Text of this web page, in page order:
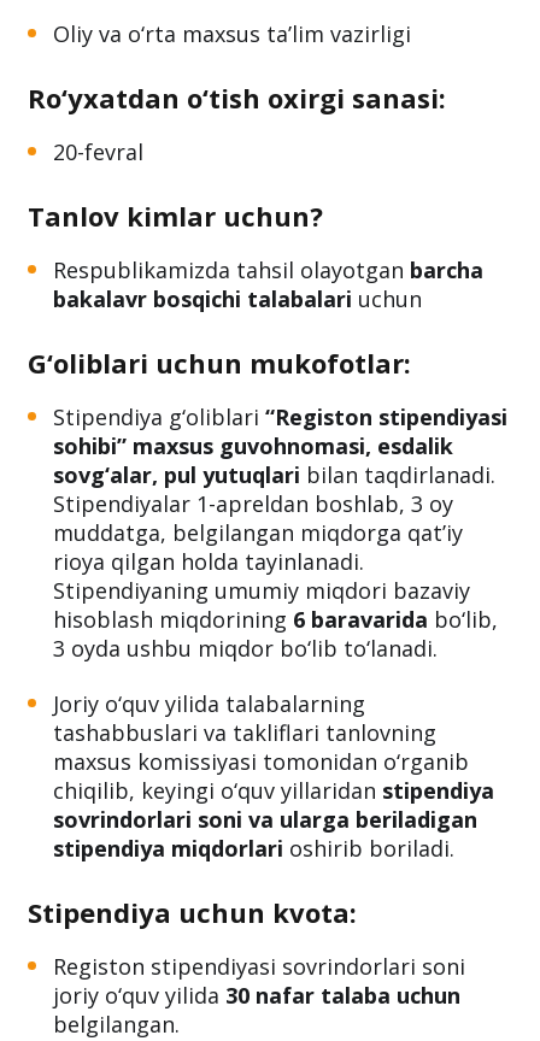
Oliy va o‘rta maxsus ta’lim vazirligi
Ro‘yxatdan o‘tish oxirgi sanasi:
20-fevral
Tanlov kimlar uchun?
Respublikamizda tahsil olayotgan barcha
bakalavr bosqichi talabalari uchun
G‘oliblari uchun mukofotlar:
Stipendiya g‘oliblari “Registon stipendiyasi
sohibi” maxsus guvohnomasi, esdalik
sovg‘alar, pul yutuqlari bilan taqdirlanadi.
Stipendiyalar 1-apreldan boshlab, 3 oy
muddatga, belgilangan miqdorga qat’iy
rioya qilgan holda tayinlanadi.
Stipendiyaning umumiy miqdori bazaviy
hisoblash miqdorining 6 baravarida bo‘lib,
3 oyda ushbu miqdor bo‘lib to‘lanadi.
Joriy o‘quv yilida talabalarning
tashabbuslari va takliflari tanlovning
maxsus komissiyasi tomonidan o‘rganib
chiqilib, keyingi o‘quv yillaridan stipendiya
sovrindorlari soni va ularga beriladigan
stipendiya miqdorlari oshirib boriladi.
Stipendiya uchun kvota:
Registon stipendiyasi sovrindorlari soni
joriy o‘quv yilida 30 nafar talaba uchun
belgilangan.